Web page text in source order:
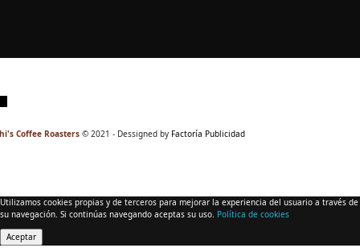
Coffee Roasters © 2021 - Dessigned by Factoría Publicidad
Utilizamos cookies propias y de terceros para mejorar la experiencia del usuario a través de
su navegación. Si continúas navegando aceptas su uso. Política de cookies
Aceptar